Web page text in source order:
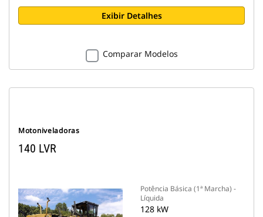
Exibir Detalhes
Comparar Modelos
Motoniveladoras
140 LVR
Potência Básica (1ª Marcha) -
Líquida
128 kW